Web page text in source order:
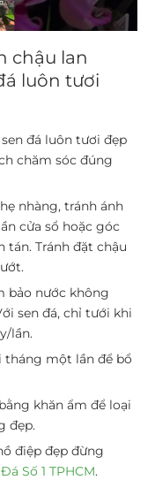
chậu lan
luôn tươi
đá luôn tươi đẹp
chăm sóc đúng
nhàng, tránh ánh
cửa sổ hoặc góc
tán. Tránh đặt chậu
bảo nước không
sen đá, chỉ tưới khi
lần.
tháng một lần để bổ
khăn ẩm để loại
đẹp.
điệp đẹp đừng
Số 1 TPHCM.